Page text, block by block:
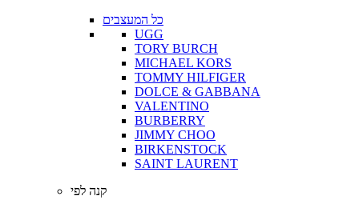
כל המעצבים
UGG
TORY BURCH
MICHAEL KORS
TOMMY HILFIGER
DOLCE & GABBANA
VALENTINO
BURBERRY
JIMMY CHOO
BIRKENSTOCK
SAINT LAURENT
קנה לפי